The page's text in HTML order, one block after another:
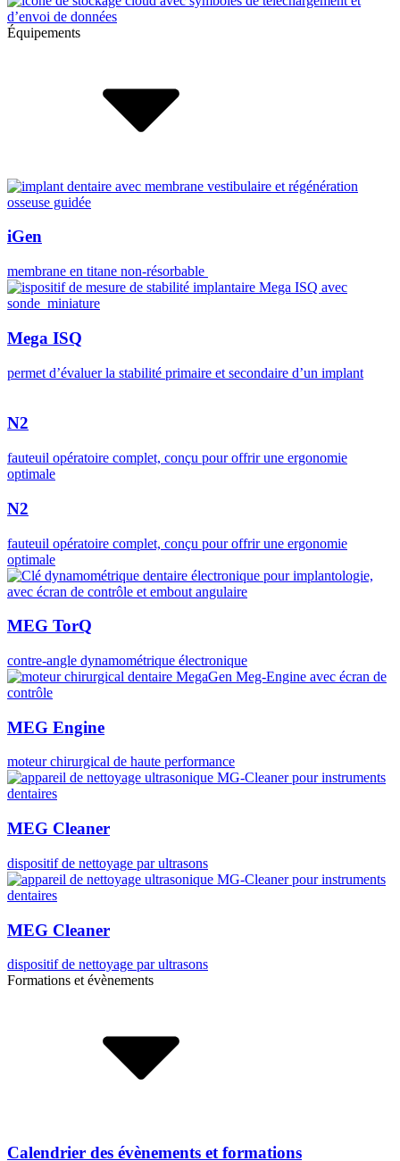
Équipements
iGen
membrane en titane non-résorbable
Mega ISQ
permet d’évaluer la stabilité primaire et secondaire d’un implant
N2
fauteuil opératoire complet, conçu pour offrir une ergonomie
optimale
N2
fauteuil opératoire complet, conçu pour offrir une ergonomie
optimale
MEG TorQ
contre-angle dynamométrique électronique
MEG Engine
moteur chirurgical de haute performance
MEG Cleaner
dispositif de nettoyage par ultrasons
MEG Cleaner
dispositif de nettoyage par ultrasons
Formations et évènements
Calendrier des évènements et formations